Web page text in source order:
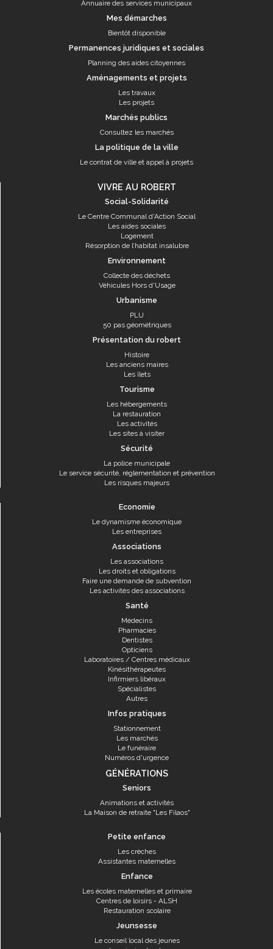
Annuaire des services municipaux
Mes démarches
Bientôt disponible
Permanences juridiques et sociales
Planning des aides citoyennes
Aménagements et projets
Les travaux
Les projets
Marchés publics
Consultez les marchés
La politique de la ville
Le contrat de ville et appel à projets
VIVRE AU ROBERT
Social-Solidarité
Le Centre Communal d'Action Social
Les aides sociales
Logement
Résorption de l’habitat insalubre
Environnement
Collecte des déchets
Véhicules Hors d'Usage
Urbanisme
PLU
50 pas géométriques
Présentation du robert
Histoire
Les anciens maires
Les îlets
Tourisme
Les hébergements
La restauration
Les activités
Les sites à visiter
Sécurité
La police municipale
Le service sécurité, réglementation et prévention
Les risques majeurs
Economie
Le dynamisme économique
Les entreprises
Associations
Les associations
Les droits et obligations
Faire une demande de subvention
Les activités des associations
Santé
Médecins
Pharmacies
Dentistes
Opticiens
Laboratoires / Centres médicaux
Kinésithérapeutes
Infirmiers libéraux
Spécialistes
Autres
Infos pratiques
Stationnement
Les marchés
Le funéraire
Numéros d'urgence
GÉNÉRATIONS
Seniors
Animations et activités
La Maison de retraite "Les Filaos"
Petite enfance
Les crèches
Assistantes maternelles
Enfance
Les écoles maternelles et primaire
Centres de loisirs - ALSH
Restauration scolaire
Jeunsesse
Le conseil local des jeunes